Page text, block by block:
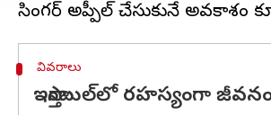
వివరాలు
ఇస్తాంబుల్‌లో రహస్యంగా